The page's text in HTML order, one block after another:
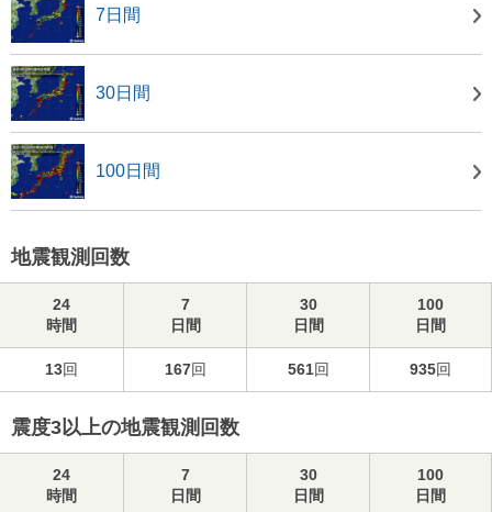
7日間
30日間
100日間
地震観測回数
24
時間
7
日間
30
日間
100
日間
13回 167回 561回 935回
震度3以上の地震観測回数
24
時間
7
日間
30
日間
100
日間